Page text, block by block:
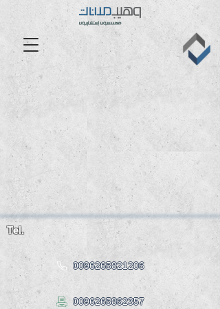
Tel.
0096265821206
0096265862357